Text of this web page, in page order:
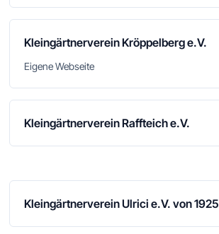
Kleingärtnerverein Kröppelberg e.V.
Eigene Webseite
Kleingärtnerverein Raffteich e.V.
Kleingärtnerverein Ulrici e.V. von 1925